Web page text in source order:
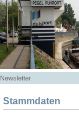
Newsletter
Stammdaten